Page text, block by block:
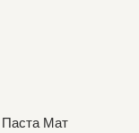
Паста Мат